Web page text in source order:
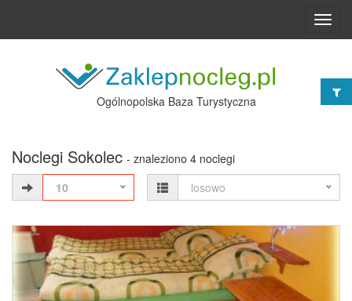
Ogólnopolska Baza Turystyczna
Noclegi Sokolec - znaleziono 4 noclegi
10
losowo